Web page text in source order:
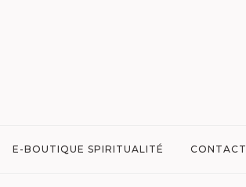
E-BOUTIQUE SPIRITUALITÉ CONTACT